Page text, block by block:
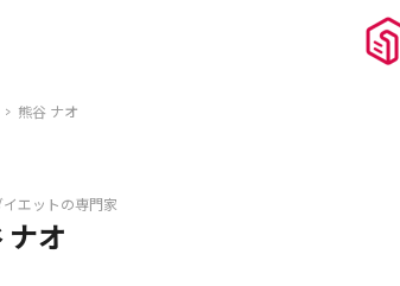
熊谷 ナオ
エットの専門家
ナオ